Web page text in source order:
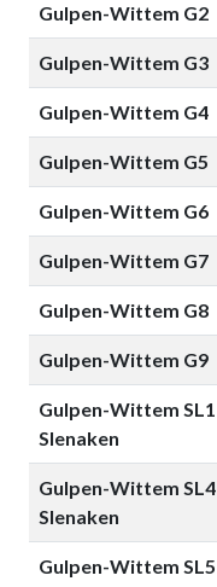
Gulpen-Wittem G2
Gulpen-Wittem G3
Gulpen-Wittem G4
Gulpen-Wittem G5
Gulpen-Wittem G6
Gulpen-Wittem G7
Gulpen-Wittem G8
Gulpen-Wittem G9
Gulpen-Wittem SL1
Slenaken
Gulpen-Wittem SL4
Slenaken
Gulpen-Wittem SL5